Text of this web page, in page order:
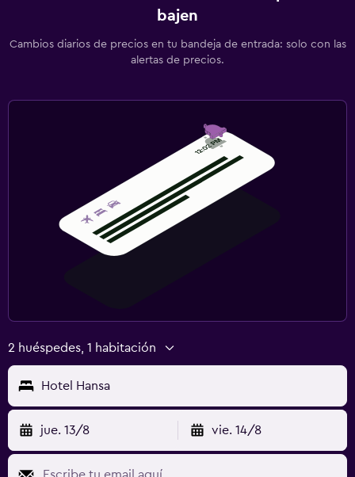
bajen
Cambios diarios de precios en tu bandeja de entrada: solo con las
alertas de precios.
2 huéspedes, 1 habitación
Hotel Hansa
jue. 13/8 vie. 14/8